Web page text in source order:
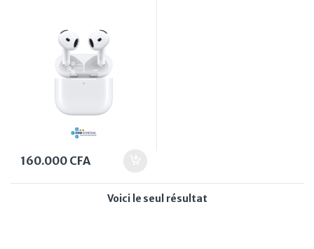
160.000 CFA
Voici le seul résultat